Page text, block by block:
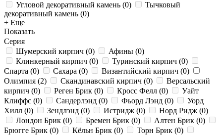
Угловой декоративный камень (0)
Тычковый
декоративный камень (0)
+ Еще
Показать
Серия
Шумерский кирпич (0) Афины (0)
Клинкерный кирпич (0) Туринский кирпич (0)
Спарта (0) Сахара (0) Византийский кирпич (0)
Олимпия (2) Скандинавский кирпич (0)
Версальский
кирпич (0) Реген Брик (0) Кросс Фелл (0)
Уайт
Клиффс (0) Сандерлэнд (0) Фьорд Лэнд (0)
Уорд
Хилл (0) Зендлэнд (0) Истридж (0) Норд Ридж (0)
Лондон Брик (0) Бремен Брик (0) Алтен Брик (0)
Брюгге Брик (0) Кёльн Брик (0) Торн Брик (0)